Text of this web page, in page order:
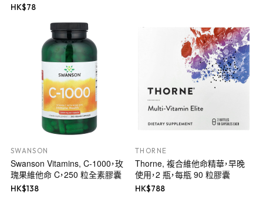
HK$78
SWANSON
Swanson Vitamins, C-1000，玫
瑰果維他命 C，250 粒全素膠囊
HK$138
THORNE
Thorne, 複合維他命精華，早晚
使用，2 瓶，每瓶 90 粒膠囊
HK$788